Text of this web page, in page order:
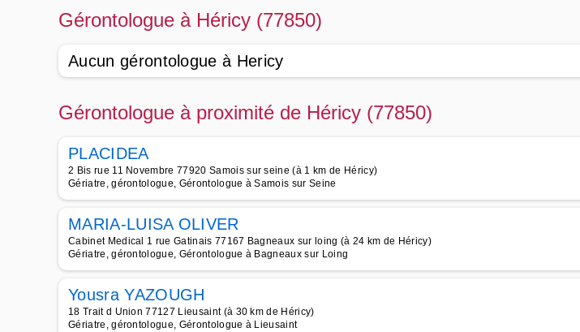
Gérontologue à Héricy (77850)
Aucun gérontologue à Hericy
Gérontologue à proximité de Héricy (77850)
PLACIDEA
2 Bis rue 11 Novembre 77920 Samois sur seine (à 1 km de Héricy)
Gériatre, gérontologue, Gérontologue à Samois sur Seine
MARIA-LUISA OLIVER
Cabinet Medical 1 rue Gatinais 77167 Bagneaux sur loing (à 24 km de Héricy)
Gériatre, gérontologue, Gérontologue à Bagneaux sur Loing
Yousra YAZOUGH
18 Trait d Union 77127 Lieusaint (à 30 km de Héricy)
Gériatre, gérontologue, Gérontologue à Lieusaint